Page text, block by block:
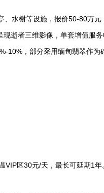
水榭等设施，报价50-80万元
逝者三维影像，单套增值服务
10%，部分采用缅甸翡翠作为
区30元/天，最长可延期1年